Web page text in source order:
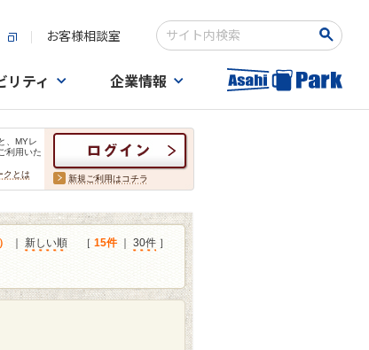
お客様相談室
検索キーワード入力
リティ 企業情報
、MYレ
利用いた
クとは 新規ご利用はコチラ
新しい順 ［ 15件｜ 30件 ］